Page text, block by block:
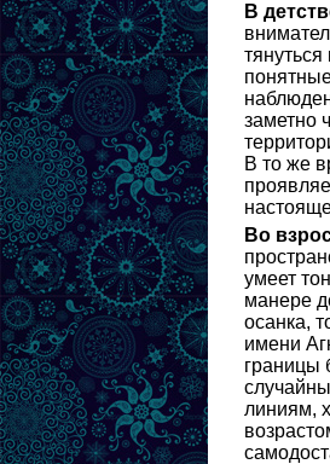
В
заметно
В то же
Во
умеет
манере
осанка,
имени
границы
линиям,